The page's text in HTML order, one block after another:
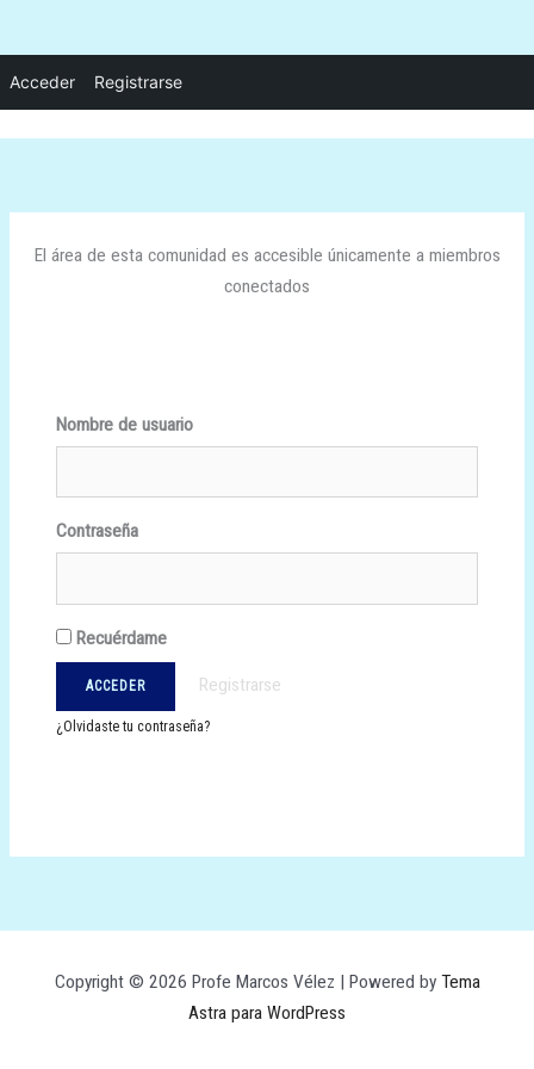
Acceder Registrarse
El área de esta comunidad es accesible únicamente a miembros
conectados
Nombre de usuario
Contraseña
Recuérdame
Registrarse
¿Olvidaste tu contraseña?
Copyright © 2026 Profe Marcos Vélez | Powered by Tema
Astra para WordPress